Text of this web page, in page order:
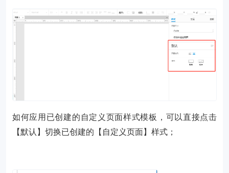
如何应用已创建的自定义页面样式模板，可以直接点击
【默认】切换已创建的【自定义页面】样式；